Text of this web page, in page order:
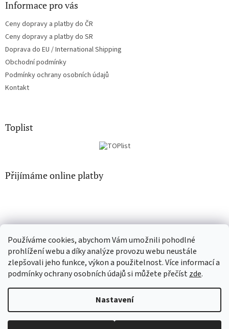
Používáme cookies, abychom Vám umožnili pohodlné
prohlížení webu a díky analýze provozu webu neustále
zlepšovali jeho funkce, výkon a použitelnost. Více informací a
podmínky ochrany osobních údajů si můžete přečístzde.
Nastavení
Informace pro vás
Ceny dopravy a platby do ČR
Ceny dopravy a platby do SR
Doprava do EU / International Shipping
Obchodní podmínky
Podmínky ochrany osobních údajů
Kontakt
Toplist
Přijímáme online platby
CD-hudba.cz EN-filmy.cz
Vytvořil Shoptet
Copyright 2026CD-Soundtrack.cz. Všechna práva vyhrazena.